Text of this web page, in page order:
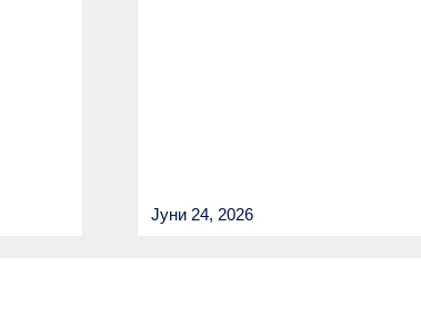
Јуни 24, 2026